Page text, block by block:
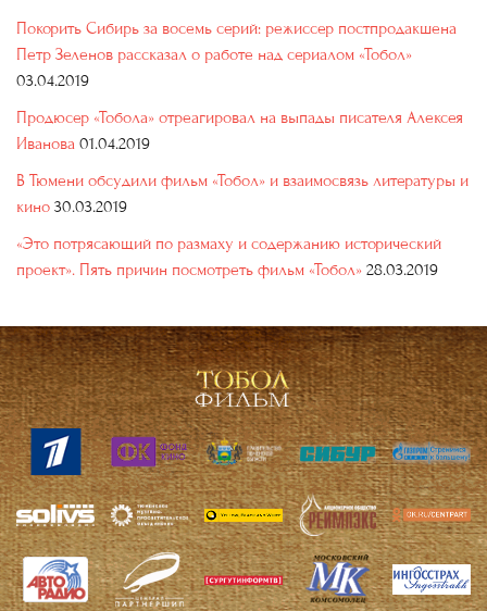
Покорить Сибирь за восемь серий: режиссер постпродакшена
Петр Зеленов рассказал о работе над сериалом «Тобол»
03.04.2019
Продюсер «Тобола» отреагировал на выпады писателя Алексея
Иванова 01.04.2019
В Тюмени обсудили фильм «Тобол» и взаимосвязь литературы и
кино 30.03.2019
«Это потрясающий по размаху и содержанию исторический
проект». Пять причин посмотреть фильм «Тобол» 28.03.2019